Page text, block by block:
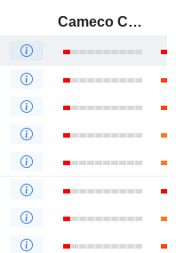
Cameco Corporation